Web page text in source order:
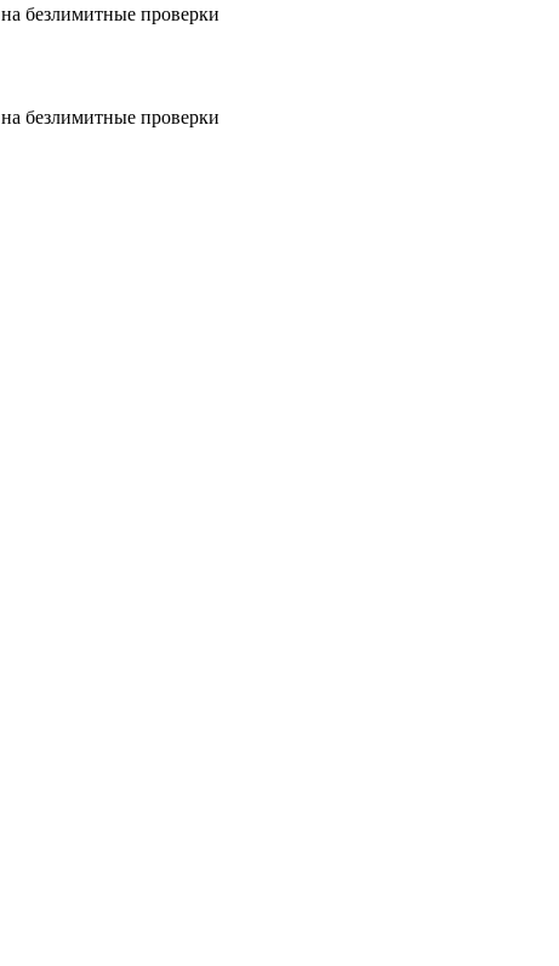
на безлимитные проверки
на безлимитные проверки